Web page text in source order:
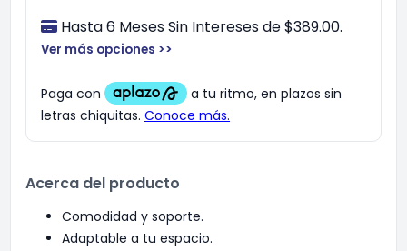
Hasta 6 Meses Sin Intereses de $389.00.
Ver más opciones >>
Acerca del producto
Comodidad y soporte.
Adaptable a tu espacio.